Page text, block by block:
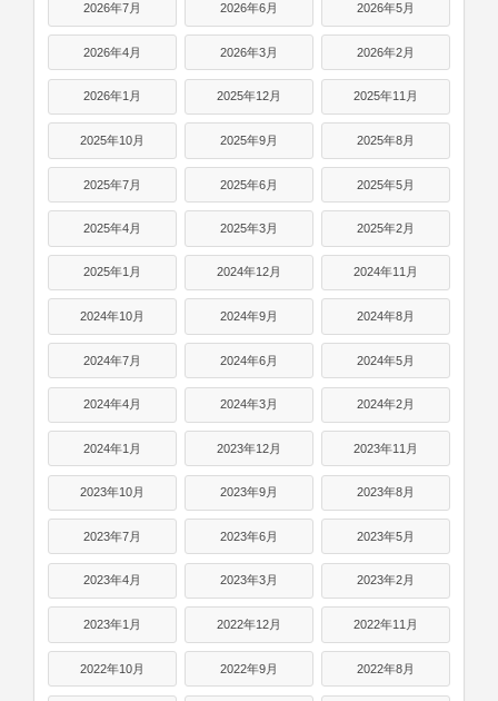
2026年7月 2026年6月 2026年5月
2026年4月 2026年3月 2026年2月
2026年1月 2025年12月 2025年11月
2025年10月 2025年9月 2025年8月
2025年7月 2025年6月 2025年5月
2025年4月 2025年3月 2025年2月
2025年1月 2024年12月 2024年11月
2024年10月 2024年9月 2024年8月
2024年7月 2024年6月 2024年5月
2024年4月 2024年3月 2024年2月
2024年1月 2023年12月 2023年11月
2023年10月 2023年9月 2023年8月
2023年7月 2023年6月 2023年5月
2023年4月 2023年3月 2023年2月
2023年1月 2022年12月 2022年11月
2022年10月 2022年9月 2022年8月